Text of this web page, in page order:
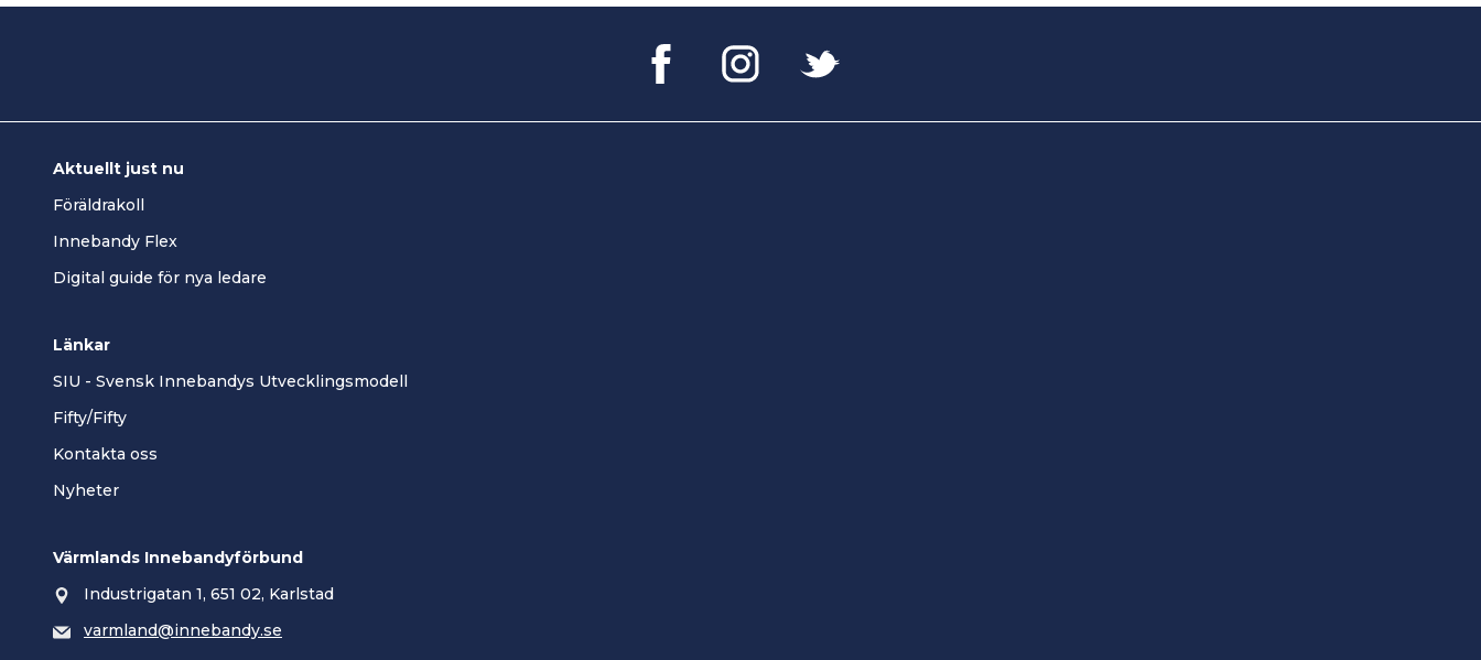
Aktuellt just nu
Föräldrakoll
Innebandy Flex
Digital guide för nya ledare
Länkar
SIU - Svensk Innebandys Utvecklingsmodell
Fifty/Fifty
Kontakta oss
Nyheter
Värmlands Innebandyförbund
Industrigatan 1, 651 02, Karlstad
varmland@innebandy.se